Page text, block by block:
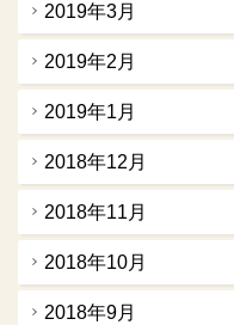
2019年3月
2019年2月
2019年1月
2018年12月
2018年11月
2018年10月
2018年9月